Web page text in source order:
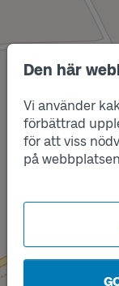
Den här
Vi använder
förbättrad
för att viss
på
Läge
B